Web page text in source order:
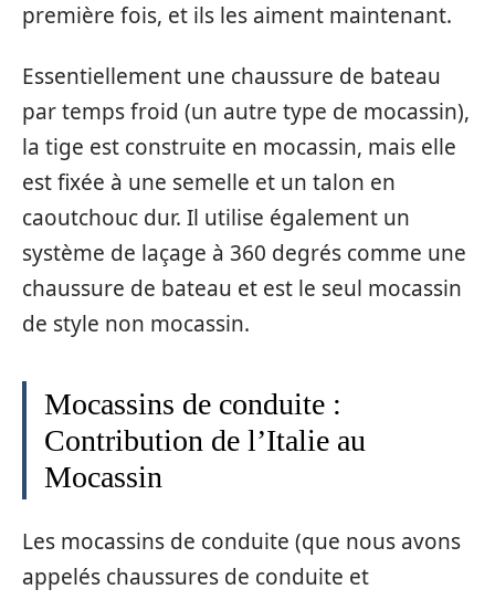
première fois, et ils les aiment maintenant.
Essentiellement une chaussure de bateau
par temps froid (un autre type de mocassin),
la tige est construite en mocassin, mais elle
est fixée à une semelle et un talon en
caoutchouc dur. Il utilise également un
système de laçage à 360 degrés comme une
chaussure de bateau et est le seul mocassin
de style non mocassin.
Mocassins de conduite :
Contribution de l’Italie au
Mocassin
Les mocassins de conduite (que nous avons
appelés chaussures de conduite et